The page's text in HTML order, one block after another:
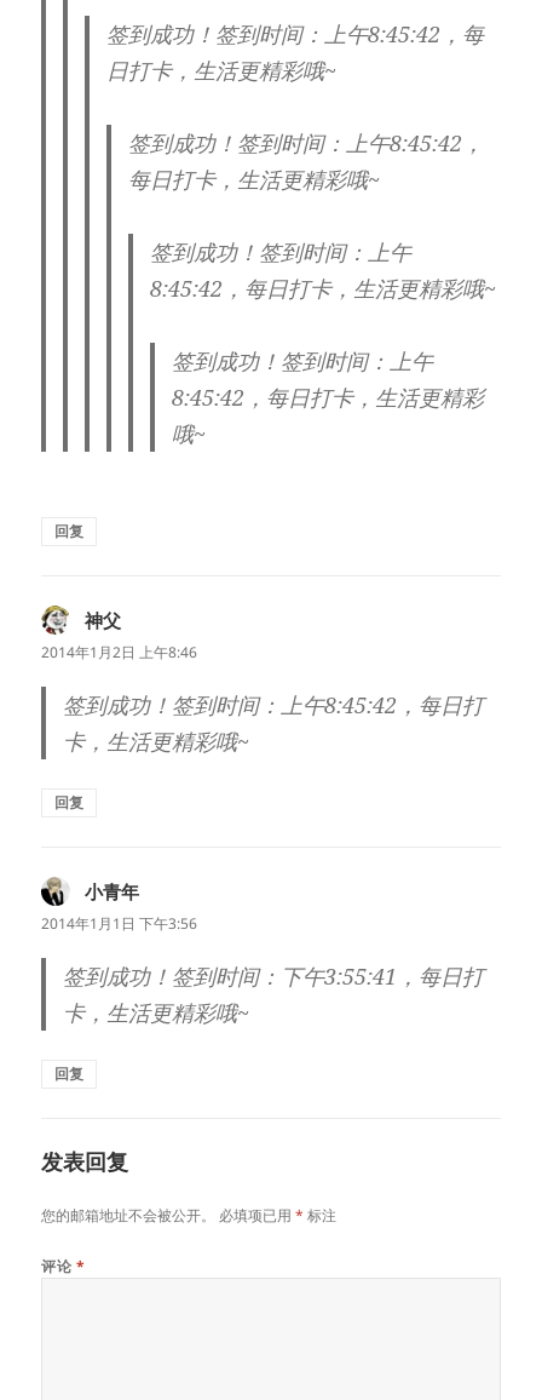
签到成功！签到时间：上午8:45:42，每
日打卡，生活更精彩哦~
签到成功！签到时间：上午8:45:42，
每日打卡，生活更精彩哦~
签到成功！签到时间：上午
8:45:42，每日打卡，生活更精彩哦~
签到成功！签到时间：上午
8:45:42，每日打卡，生活更精彩
哦~
回复
神父
道：
2014年1月2日 上午8:46
签到成功！签到时间：上午8:45:42，每日打
卡，生活更精彩哦~
回复
小青年
道：
2014年1月1日 下午3:56
签到成功！签到时间：下午3:55:41，每日打
卡，生活更精彩哦~
回复
发表回复
您的邮箱地址不会被公开。 必填项已用* 标注
评论 *